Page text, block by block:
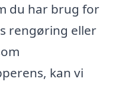
du har brug for
rengøring eller
kan vi